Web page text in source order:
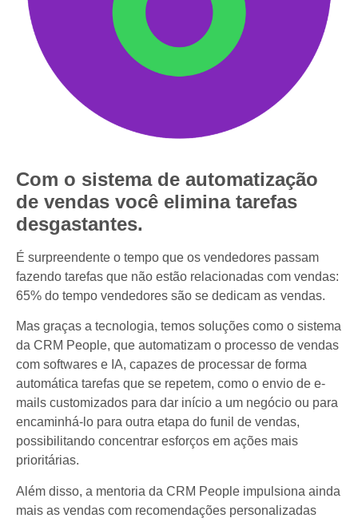
Com o sistema de automatização
de vendas você elimina tarefas
desgastantes.
É surpreendente o tempo que os vendedores passam
fazendo tarefas que não estão relacionadas com vendas:
65% do tempo vendedores são se dedicam as vendas.
Mas graças a tecnologia, temos soluções como o sistema
da CRM People, que automatizam o processo de vendas
com softwares e IA, capazes de processar de forma
automática tarefas que se repetem, como o envio de e-
mails customizados para dar início a um negócio ou para
encaminhá-lo para outra etapa do funil de vendas,
possibilitando concentrar esforços em ações mais
prioritárias.
Além disso, a mentoria da CRM People impulsiona ainda
mais as vendas com recomendações personalizadas